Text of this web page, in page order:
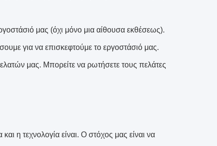
μας (όχι μόνο μια αίθουσα εκθέσεως).
για να επισκεφτούμε το εργοστάσιό μας.
μας. Μπορείτε να ρωτήσετε τους πελάτες
η τεχνολογία είναι. Ο στόχος μας είναι να